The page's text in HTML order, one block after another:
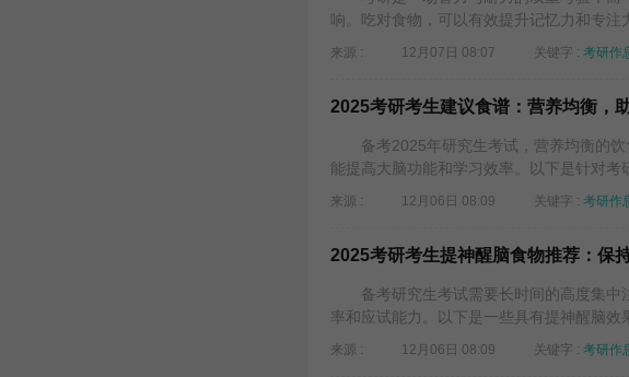
响。吃对食物，可以有效提升记忆力和专
来源 : 12月07日 08:07 关键字 : 考研作
2025考研考生建议食谱：营养均衡，
备考2025年研究生考试，营养均衡的饮
能提高大脑功能和学习效率。以下是针对考
来源 : 12月06日 08:09 关键字 : 考研作
2025考研考生提神醒脑食物推荐：保
备考研究生考试需要长时间的高度集中
率和应试能力。以下是一些具有提神醒脑效
来源 : 12月06日 08:09 关键字 : 考研作